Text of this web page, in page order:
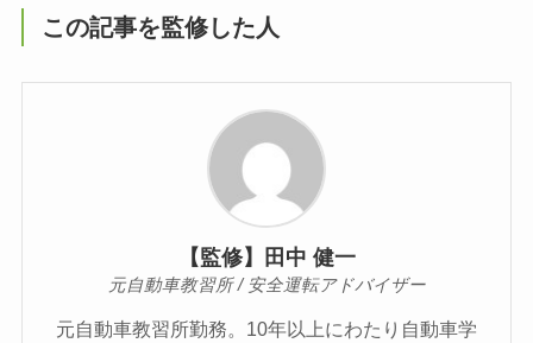
この記事を監修した人
【監修】田中 健一
元自動車教習所 / 安全運転アドバイザー
元自動車教習所勤務。10年以上にわたり自動車学